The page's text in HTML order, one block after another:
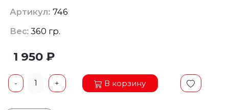
Артикул: 746
Вес: 360 гр.
1 950 ₽
- 1 + В корзину